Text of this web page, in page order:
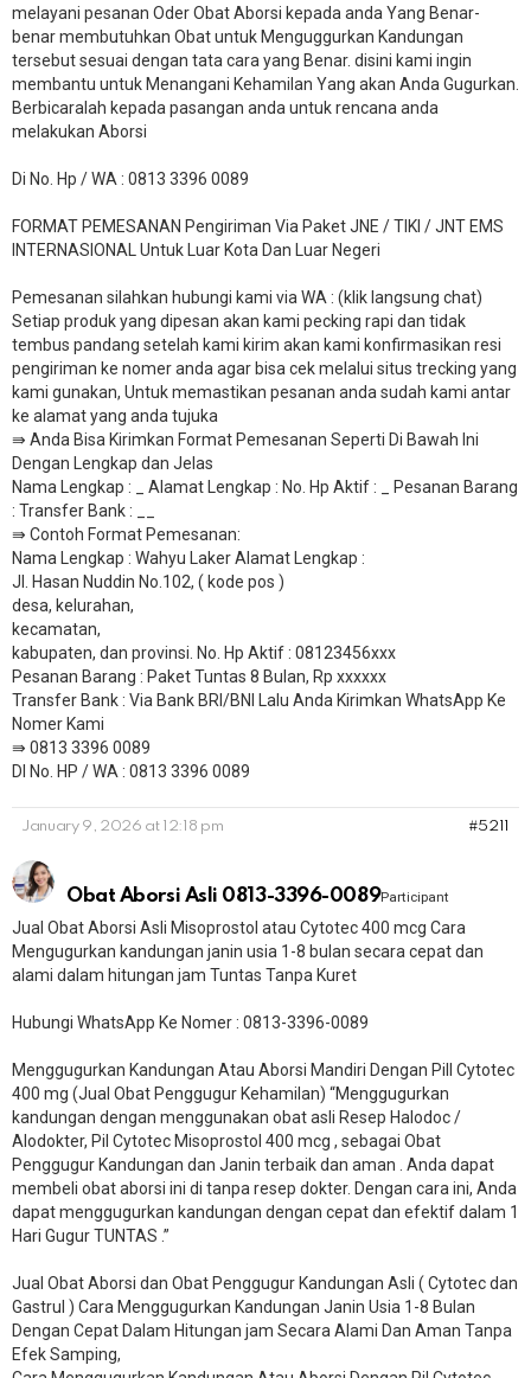
melayani pesanan Oder Obat Aborsi kepada anda Yang Benar-
benar membutuhkan Obat untuk Menguggurkan Kandungan
tersebut sesuai dengan tata cara yang Benar. disini kami ingin
membantu untuk Menangani Kehamilan Yang akan Anda Gugurkan.
Berbicaralah kepada pasangan anda untuk rencana anda
melakukan Aborsi
Di No. Hp / WA : 0813 3396 0089
FORMAT PEMESANAN Pengiriman Via Paket JNE / TIKI / JNT EMS
INTERNASIONAL Untuk Luar Kota Dan Luar Negeri
Pemesanan silahkan hubungi kami via WA : (klik langsung chat)
Setiap produk yang dipesan akan kami pecking rapi dan tidak
tembus pandang setelah kami kirim akan kami konfirmasikan resi
pengiriman ke nomer anda agar bisa cek melalui situs trecking yang
kami gunakan, Untuk memastikan pesanan anda sudah kami antar
ke alamat yang anda tujuka
⇛ Anda Bisa Kirimkan Format Pemesanan Seperti Di Bawah Ini
Dengan Lengkap dan Jelas
Nama Lengkap : _ Alamat Lengkap : No. Hp Aktif : _ Pesanan Barang
: Transfer Bank : __
​⇛ Contoh Format Pemesanan:
Nama Lengkap : Wahyu Laker Alamat Lengkap :
Jl. Hasan Nuddin No.102, ( kode pos )
desa, kelurahan,
kecamatan,
kabupaten, dan provinsi. No. Hp Aktif : 08123456xxx
Pesanan Barang : Paket Tuntas 8 Bulan, Rp xxxxxx
​Transfer Bank : Via Bank BRI/BNI Lalu Anda Kirimkan WhatsApp Ke
Nomer Kami
⇛ 0813 3396 0089
DI No. HP / WA : 0813 3396 0089
January 9, 2026 at 12:18 pm #5211
Obat Aborsi Asli 0813-3396-0089Participant
Jual Obat Aborsi Asli Misoprostol atau Cytotec 400 mcg Cara
Mengugurkan kandungan janin usia 1-8 bulan secara cepat dan
alami dalam hitungan jam Tuntas Tanpa Kuret
Hubungi WhatsApp Ke Nomer : 0813-3396-0089​
Menggugurkan Kandungan Atau Aborsi Mandiri Dengan Pill Cytotec
400 mg (Jual Obat Penggugur Kehamilan) “Menggugurkan
kandungan dengan menggunakan obat asli Resep Halodoc /
Alodokter, Pil Cytotec Misoprostol 400 mcg , sebagai Obat
Penggugur Kandungan dan Janin terbaik dan aman . Anda dapat
membeli obat aborsi ini di tanpa resep dokter. Dengan cara ini, Anda
dapat menggugurkan kandungan dengan cepat dan efektif dalam 1
Hari Gugur TUNTAS .”
Jual Obat Aborsi dan Obat Penggugur Kandungan Asli ( Cytotec dan
Gastrul ) Cara Menggugurkan Kandungan Janin Usia 1-8 Bulan
Dengan Cepat Dalam Hitungan jam Secara Alami Dan Aman Tanpa
Efek Samping,